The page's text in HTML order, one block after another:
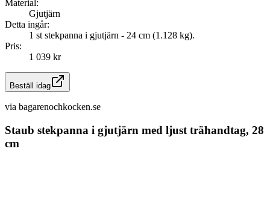
Material:
Gjutjärn
Detta ingår:
1 st stekpanna i gjutjärn - 24 cm (1.128 kg).
Pris:
1 039 kr
Beställ idag
via bagarenochkocken.se
Staub stekpanna i gjutjärn med ljust trähandtag, 28
cm